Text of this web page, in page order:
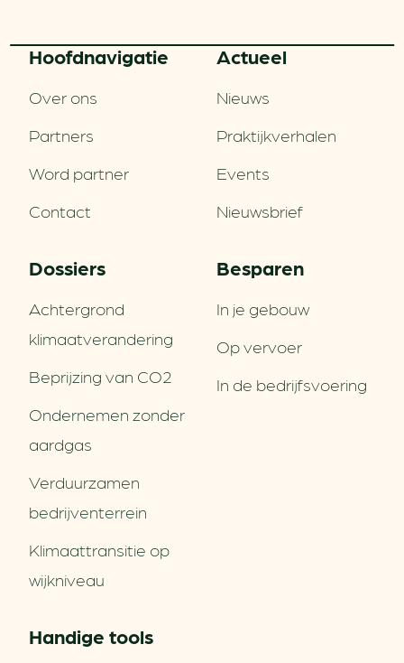
Hoofd­navigatie
Over ons
Partners
Word partner
Contact
Actueel
Nieuws
Praktijkverhalen
Events
Nieuwsbrief
Dossiers
Achtergrond
klimaatverandering
Beprijzing van CO2
Ondernemen zonder
aardgas
Verduurzamen
bedrijventerrein
Klimaattransitie op
wijkniveau
Besparen
In je gebouw
Op vervoer
In de bedrijfsvoering
Handige tools